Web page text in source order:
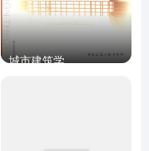
城市建筑学